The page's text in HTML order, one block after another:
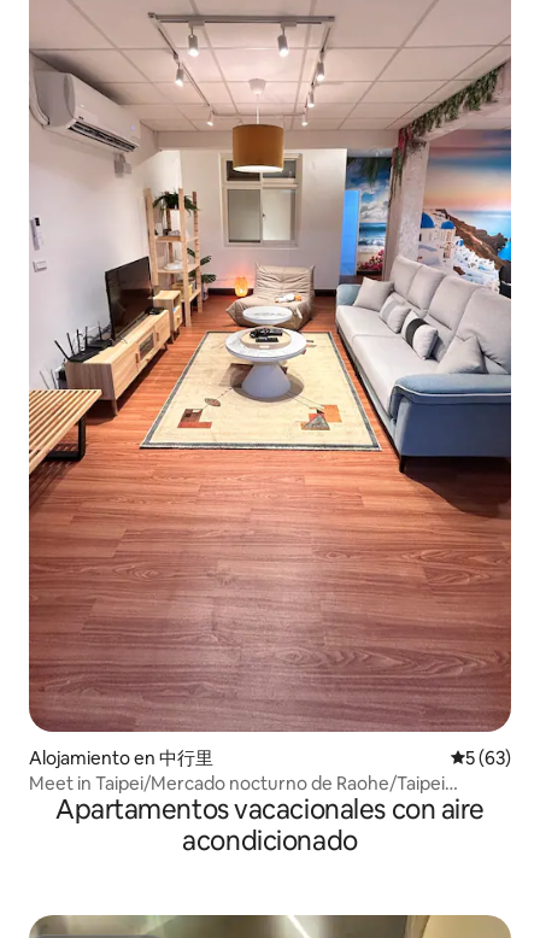
Alojamiento en 中行里
5 (63)
Meet in Taipei/Mercado nocturno de Raohe/Taipei
101/Estación de metro MRT 5 min/Se requiere
estacionamiento, consultar
Apartamentos vacacionales con aire
acondicionado